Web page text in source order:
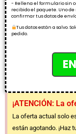
- Rellena el formulario sin
recibido el paquete. Uno
confirmar tus datos de
Tus datos están a salvo.
pedido.
¡ATENCIÓN: La
La oferta actual solo
están agotando. ¡Haz